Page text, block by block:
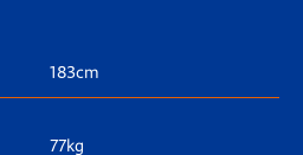
183cm
77kg